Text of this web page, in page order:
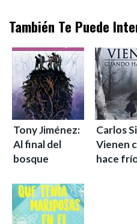
También Te Puede
Tony Jiménez:
Al final del
bosque
Carlos
Vienen
hace